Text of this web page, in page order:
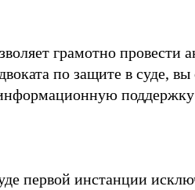
грамотно провести
по защите в суде,
первой инстанции